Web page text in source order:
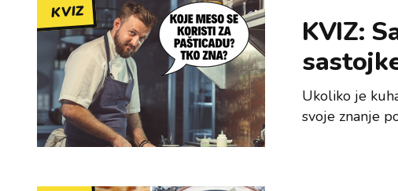
KVIZ
KVIZ:
Ukoliko je
svoje znanje